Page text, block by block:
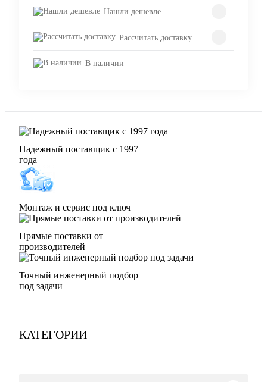
Нашли дешевле
Рассчитать доставку
В наличии
Надежный поставщик с 1997
года
Монтаж и сервис под ключ
Прямые поставки от
производителей
Точный инженерный подбор
под задачи
КАТЕГОРИИ